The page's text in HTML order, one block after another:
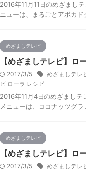
2016年11月11日のめざまし
ニューは、まるごとアボカド
めざましテレビ
【めざましテレビ】ロ
2017/3/5 めざましテレ
ビ ローラ レシピ
2016年11月4日のめざましテ
メニューは、ココナッツグラ
めざましテレビ
【めざましテレビ】ロ
2017/3/5 めざましテレ